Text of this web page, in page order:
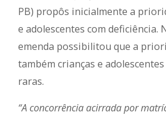
PB) propôs inicialmente a
e adolescentes com deficiência.
emenda possibilitou que a
também crianças e
raras.
“A concorrência acirrada por